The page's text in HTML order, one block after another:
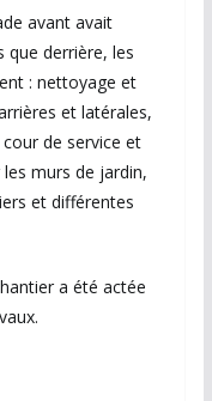
avant avait
que derrière, les
: nettoyage et
et latérales,
de service et
murs de jardin,
et différentes
a été actée